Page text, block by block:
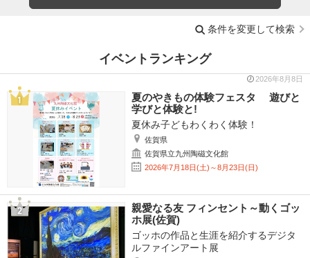
条件を変更して検索
イベントランキング
2026年8月8日
夏のやきもの体験フェスタ 遊びと
学びと体験と!
夏休み子どもわくわく体験！
佐賀県
佐賀県立九州陶磁文化館
2026年7月18日(土)～8月23日(日)
親愛なる友 フィンセント～動くゴッ
ホ展(佐賀)
ゴッホの作品と生涯を紹介するデジタ
ルファインアート展